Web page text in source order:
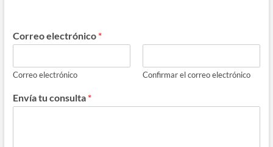
Correo electrónico *
Correo electrónico Confirmar el correo electrónico
Envía tu consulta *